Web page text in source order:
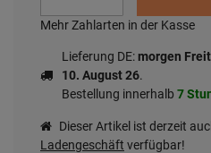
Mehr Zahlarten in der Kasse
Lieferung DE:morgen
10. August 26.
Bestellung innerhalb 7
Dieser Artikel ist derzeit
Ladengeschäft verfügbar!